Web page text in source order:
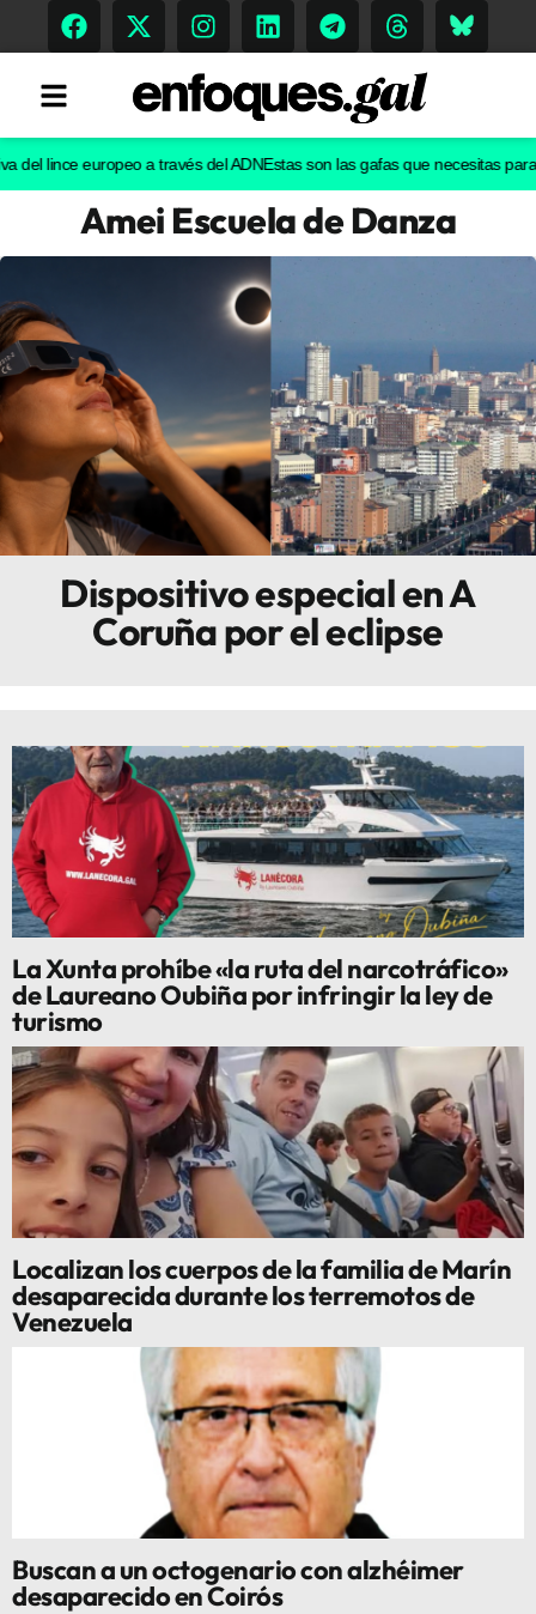
Gastronomía
Escenarios
Sostenibilidad
Innova
europeo a través del ADNEstas son las gafas que necesitas para ver
Amei Escuela de Danza
Dispositivo especial en A
Coruña por el eclipse
La Xunta prohíbe «la ruta del narcotráfico»
de Laureano Oubiña por infringir la ley de
turismo
Localizan los cuerpos de la familia de Marín
desaparecida durante los terremotos de
Venezuela
Buscan a un octogenario con alzhéimer
desaparecido en Coirós